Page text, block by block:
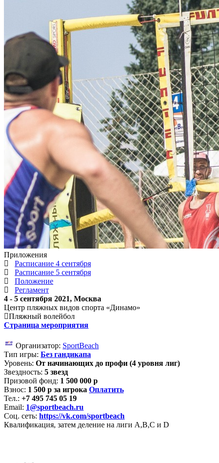
Приложения
Расписание 4 сентября
Расписание 5 сентября
Положение
Регламент
4 - 5 сентября 2021, Москва
Центр пляжных видов спорта «Динамо»
Пляжный волейбол
Страница мероприятия
Организатор: SportBeach
Тип игры: Без гандикапа
Уровень: От начинающих до профи (4 уровня лиг)
Звездность: 5 звезд
Призовой фонд: 1 500 000 р
Взнос: 1 500 р за игрока Оплатить
Тел.: +7 495 745 05 19
Email: 1@sportbeach.ru
Соц. сеть: https://vk.com/sportbeach
Квалификация, затем деление на лиги А,В,С и D